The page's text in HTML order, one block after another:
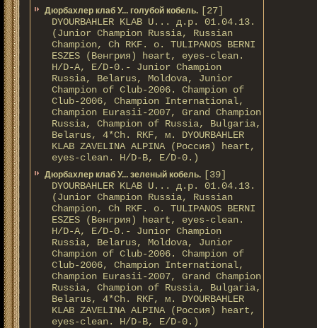
Дюрбахлер клаб У... голубой кобель. [27]
DYOURBAHLER KLAB U... д.р. 01.04.13.
(Junior Champion Russia, Russian
Champion, Ch RKF. о. TULIPANOS BERNI
ESZES (Венгрия) heart, eyes-clean.
H/D-A, E/D-0.- Junior Champion
Russia, Belarus, Moldova, Junior
Champion of Club-2006. Champion of
Club-2006, Champion International,
Champion Eurasii-2007, Grand Champion
Russia, Champion of Russia, Bulgaria,
Belarus, 4*Ch. RKF, м. DYOURBAHLER
KLAB ZAVELINA ALPINA (Россия) heart,
eyes-clean. H/D-В, E/D-0.)
Дюрбахлер клаб У... зеленый кобель. [39]
DYOURBAHLER KLAB U... д.р. 01.04.13.
(Junior Champion Russia, Russian
Champion, Ch RKF. о. TULIPANOS BERNI
ESZES (Венгрия) heart, eyes-clean.
H/D-A, E/D-0.- Junior Champion
Russia, Belarus, Moldova, Junior
Champion of Club-2006. Champion of
Club-2006, Champion International,
Champion Eurasii-2007, Grand Champion
Russia, Champion of Russia, Bulgaria,
Belarus, 4*Ch. RKF, м. DYOURBAHLER
KLAB ZAVELINA ALPINA (Россия) heart,
eyes-clean. H/D-В, E/D-0.)